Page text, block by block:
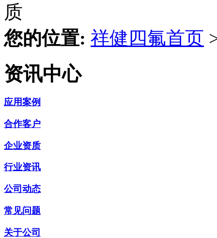
您的位置: 祥健四氟首页
资讯中心
应用案例
合作客户
企业资质
行业资讯
公司动态
常见问题
关于公司